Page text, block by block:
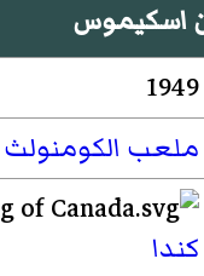
اسكيموس
1949
ملعب الكومنولث
كندا